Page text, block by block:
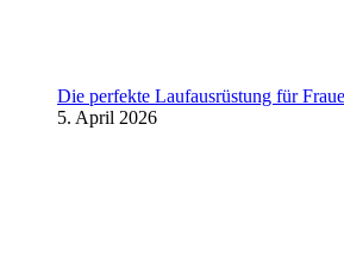
Die perfekte Laufausrüstung für
5. April 2026